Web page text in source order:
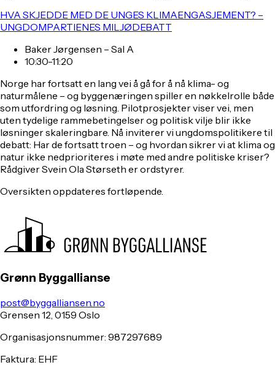
HVA SKJEDDE MED DE UNGES KLIMAENGASJEMENT? –
UNGDOMPARTIENES MILJØDEBATT
Baker Jørgensen – Sal A
10:30-11:20
Norge har fortsatt en lang vei å gå for å nå klima- og
naturmålene – og byggenæringen spiller en nøkkelrolle både
som utfordring og løsning. Pilotprosjekter viser vei, men
uten tydelige rammebetingelser og politisk vilje blir ikke
løsninger skaleringbare. Nå inviterer vi ungdomspolitikere til
debatt: Har de fortsatt troen – og hvordan sikrer vi at klima og
natur ikke nedprioriteres i møte med andre politiske kriser?
Rådgiver Svein Ola Størseth er ordstyrer.
Oversikten oppdateres fortløpende.
Grønn Byggallianse
post@byggalliansen.no
Grensen 12, 0159 Oslo
Organisasjonsnummer: 987297689
Faktura: EHF